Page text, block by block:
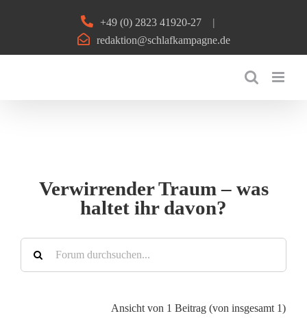
+49 (0) 2823 41920-27
|
redaktion@schlafkampagne.de
Verwirrender Traum – was
haltet ihr davon?
Ansicht von 1 Beitrag (von insgesamt 1)